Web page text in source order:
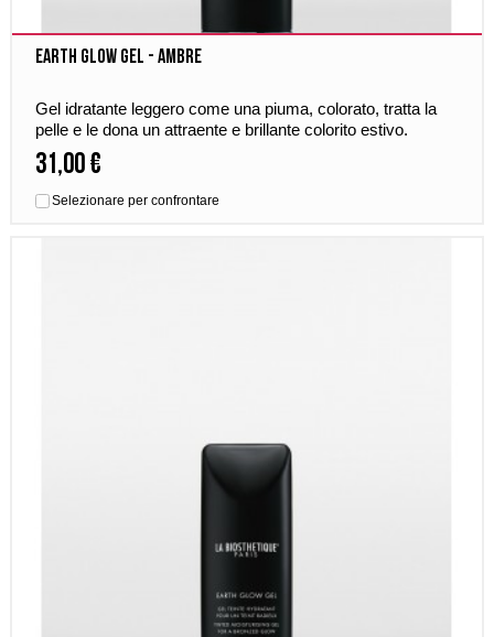
EARTH GLOW GEL - AMBRE
Gel idratante leggero come una piuma, colorato, tratta la
pelle e le dona un attraente e brillante colorito estivo.
31,00 €
Selezionare per confrontare